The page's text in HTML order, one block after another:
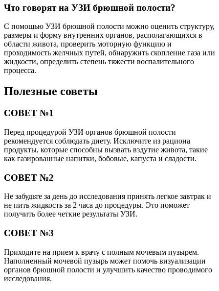
Что говорят на УЗИ брюшной полости?
С помощью УЗИ брюшной полости можно оценить структуру,
размеры и форму внутренних органов, располагающихся в
области живота, проверить моторную функцию и
проходимость желчных путей, обнаружить скопление газа или
жидкости, определить степень тяжести воспалительного
процесса.
Полезные советы
СОВЕТ №1
Перед процедурой УЗИ органов брюшной полости
рекомендуется соблюдать диету. Исключите из рациона
продукты, которые способны вызвать вздутие живота, такие
как газированные напитки, бобовые, капуста и сладости.
СОВЕТ №2
Не забудьте за день до исследования принять легкое завтрак и
не пить жидкость за 2 часа до процедуры. Это поможет
получить более четкие результаты УЗИ.
СОВЕТ №3
Приходите на прием к врачу с полным мочевым пузырем.
Наполненный мочевой пузырь может помочь визуализации
органов брюшной полости и улучшить качество проводимого
исследования.